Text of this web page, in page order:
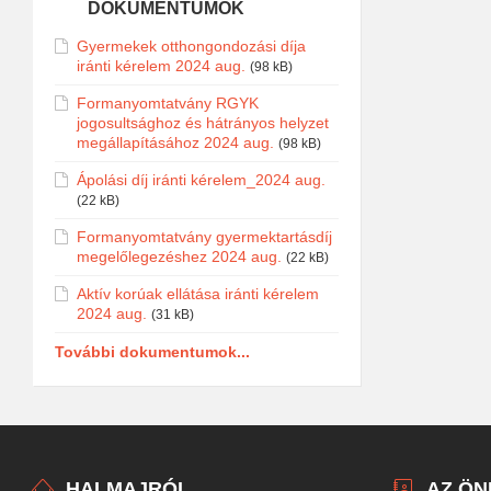
DOKUMENTUMOK
Gyermekek otthongondozási díja
iránti kérelem 2024 aug. (98 kB)
Formanyomtatvány RGYK
jogosultsághoz és hátrányos helyzet
megállapításához 2024 aug. (98 kB)
Ápolási díj iránti kérelem_2024 aug.
(22 kB)
Formanyomtatvány gyermektartásdíj
megelőlegezéshez 2024 aug. (22 kB)
Aktív korúak ellátása iránti kérelem
2024 aug. (31 kB)
További dokumentumok...